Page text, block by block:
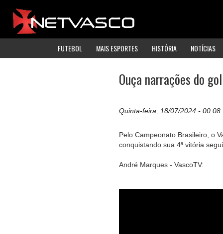
FUTEBOL MAIS ESPORTES HISTÓRIA NOTÍCIAS
Ouça narrações do
Quinta-feira, 18/07/2024 - 00:08
Pelo Campeonato Brasileiro, o
conquistando sua 4ª vitória
André Marques - VascoTV: